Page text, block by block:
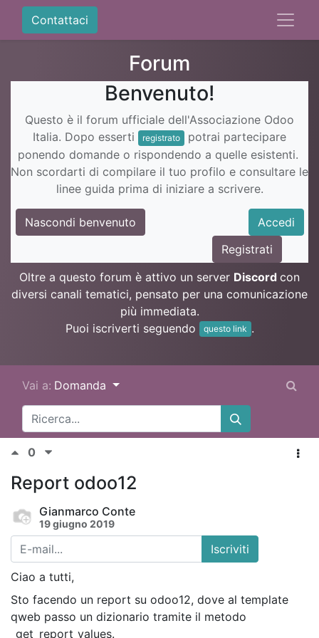
Contattaci
Forum
Benvenuto!
Questo è il forum ufficiale dell'Associazione Odoo
Italia. Dopo esserti
registrato
potrai partecipare
ponendo domande o rispondendo a quelle esistenti.
Non scordarti di compilare il tuo profilo e consultare le
linee guida prima di iniziare a scrivere.
Nascondi benvenuto
Accedi
Registrati
Oltre a questo forum è attivo un server Discord con
diversi canali tematici, pensato per una comunicazione
più immediata.
Puoi iscriverti seguendo
questo link .
Vai a: Domanda
0
Report odoo12
Gianmarco Conte
19 giugno 2019
Iscriviti
Ciao a tutti,
Sto facendo un report su odoo12, dove al template
qweb passo un dizionario tramite il metodo
_get_report_values.